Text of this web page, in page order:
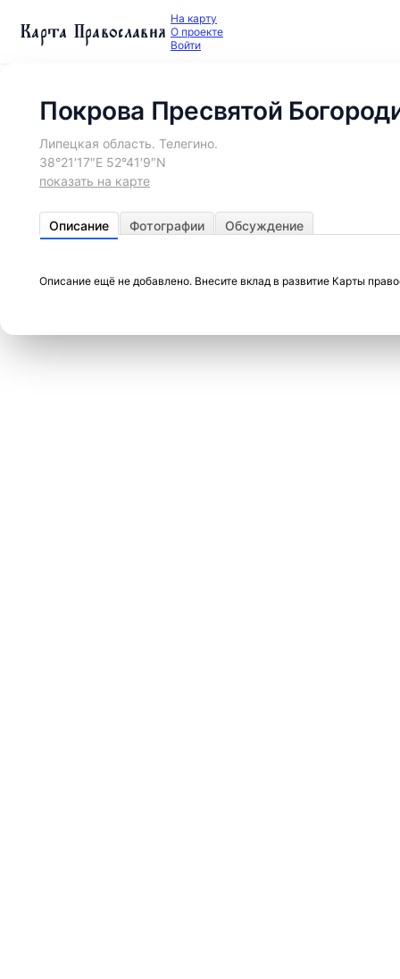
Карта Православия На карту
О проекте
Войти
Покрова Пресвятой
Липецкая область. Телегино.
38°21′17″E 52°41′9″N
показать на карте
Описание Фотографии Обсуждение
Описание ещё не добавлено. Внесите вклад в развитие Карты